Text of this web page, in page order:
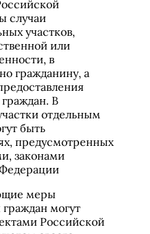
случаи
участков,
или
в
гражданину, а
В
отдельным
быть
предусмотренных
законами
меры
могут
Российской